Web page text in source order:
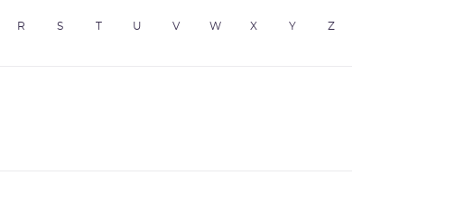
R S T U V W X Y Z